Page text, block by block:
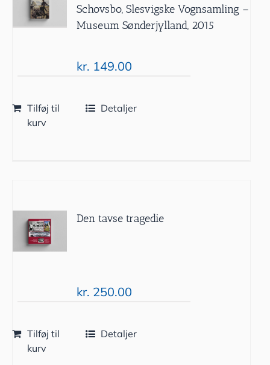
Schovsbo, Slesvigske Vognsamling –
Museum Sønderjylland, 2015
kr. 149.00
Tilføj til
kurv
Detaljer
Den tavse tragedie
kr. 250.00
Tilføj til
kurv
Detaljer